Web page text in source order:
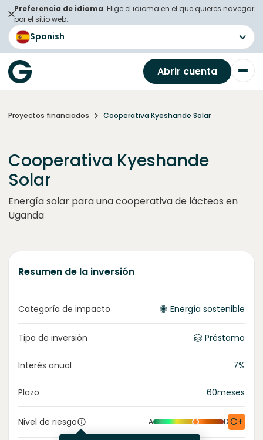
Preferencia de idioma: Elige el idioma en el que quieres navegar
por el sitio web.
Spanish
Abrir cuenta
Proyectos financiados Cooperativa Kyeshande Solar
Cooperativa Kyeshande
Solar
Energía solar para una cooperativa de lácteos en
Uganda
Resumen de la inversión
Categoría de impacto Energía sostenible
Tipo de inversión Préstamo
Interés anual 7%
Plazo 60meses
Nivel de riesgo A DC+